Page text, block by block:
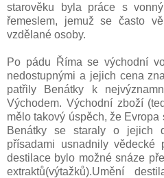
starověku byla práce s
řemeslem, jemuž se často
vzdělané osoby.
Po pádu Říma se východní
nedostupnými a jejich cena
patřily Benátky k
Východem. Východní zboží
mělo takový úspěch, že
Benátky se staraly o jejich
přísadami usnadnily vědecké
destilace bylo možné snáze
extraktů(výtažků).Umění